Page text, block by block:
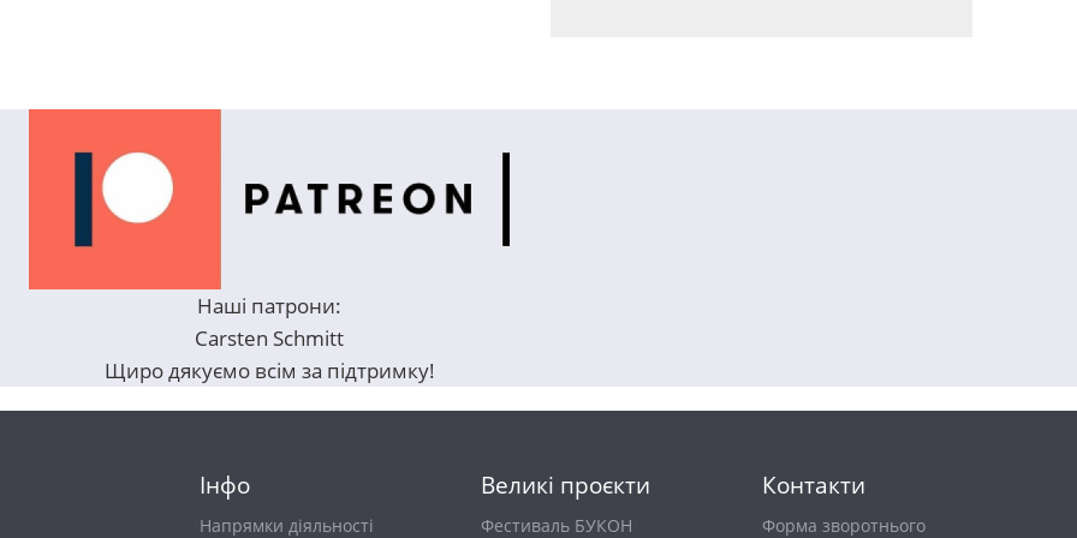
Наші патрони:
Carsten Schmitt
Щиро дякуємо всім за підтримку!
Інфо
Напрямки діяльності
Великі проєкти
Фестиваль БУКОН
Контакти
Форма зворотнього